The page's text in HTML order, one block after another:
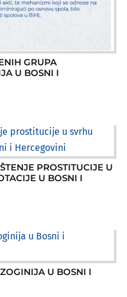
GRUPA
U BOSNI I
PROSTITUCIJE U
U BOSNI I
U BOSNI I